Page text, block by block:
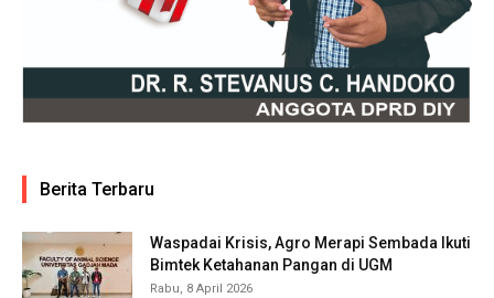
Berita Terbaru
Waspadai Krisis, Agro Merapi Sembada Ikuti
Bimtek Ketahanan Pangan di UGM
Rabu, 8 April 2026